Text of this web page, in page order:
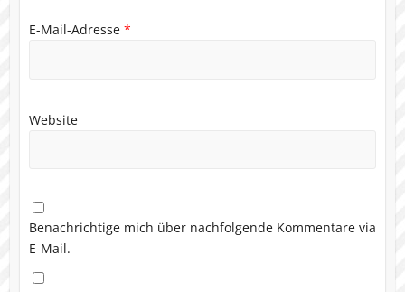
E-Mail-Adresse *
Website
Benachrichtige mich über nachfolgende Kommentare via
E-Mail.